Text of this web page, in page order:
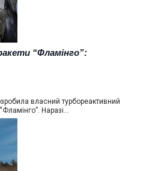
“Фламінго”:
власний турбореактивний
Наразі…